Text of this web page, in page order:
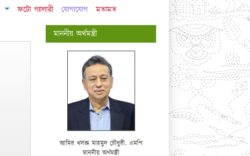
ফটো গ্যালারী যোগাযোগ মতামত
মাননীয় অর্থমন্ত্রী
আমির খসরু মাহমুদ চৌধুরী. এমপি
মাননীয় অর্থমন্ত্রী